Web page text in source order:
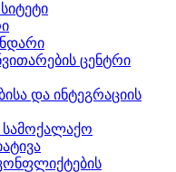
ცენტრი
და ინტეგრაციის